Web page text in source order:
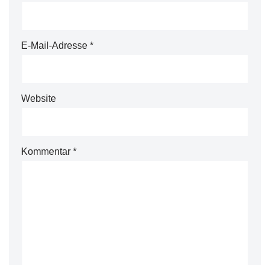
E-Mail-Adresse *
Website
Kommentar *